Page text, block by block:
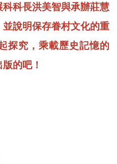
科長洪美智與承辦莊慧
說明保存眷村文化的重
探究，乘載歷史記憶的
的吧！